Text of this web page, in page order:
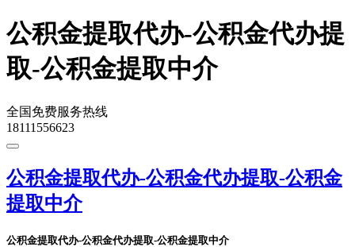
公积金提取代办-公积金代办提
取-公积金提取中介
全国免费服务热线
18111556623
公积金提取代办-公积金代办提取-公积金
提取中介
公积金提取代办-公积金代办提取-公积金提取中介